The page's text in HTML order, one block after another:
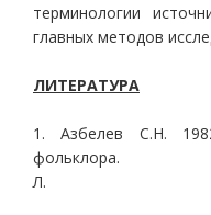
терминологии
главных методов
ЛИТЕРАТУРА
1. Азбелев С.Н.
фольклора.
Л.